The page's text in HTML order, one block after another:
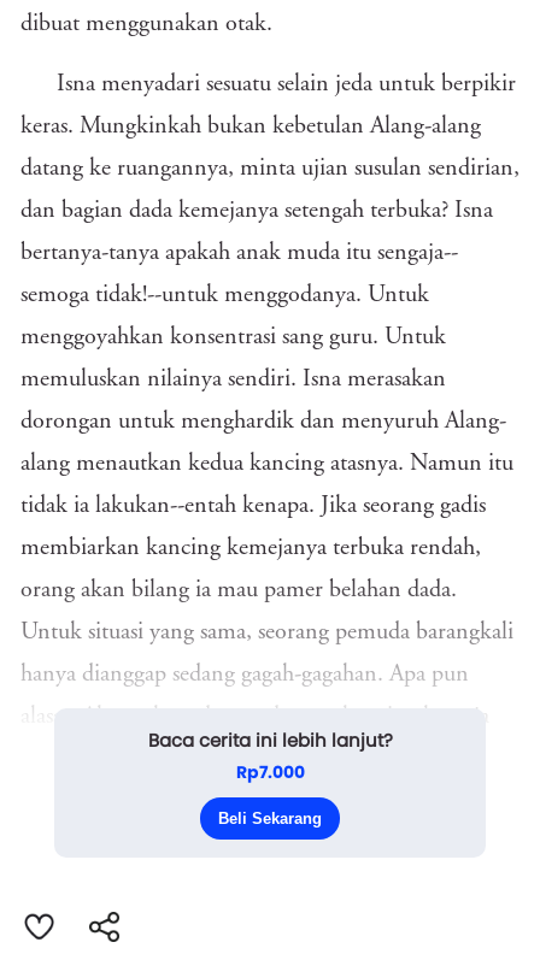
dibuat menggunakan otak.
Isna menyadari sesuatu selain jeda untuk berpikir
keras. Mungkinkah bukan kebetulan Alang-alang
datang ke ruangannya, minta ujian susulan sendirian,
dan bagian dada kemejanya setengah terbuka? Isna
bertanya-tanya apakah anak muda itu sengaja--
semoga tidak!--untuk menggodanya. Untuk
menggoyahkan konsentrasi sang guru. Untuk
memuluskan nilainya sendiri. Isna merasakan
dorongan untuk menghardik dan menyuruh Alang-
alang menautkan kedua kancing atasnya. Namun itu
tidak ia lakukan--entah kenapa. Jika seorang gadis
membiarkan kancing kemejanya terbuka rendah,
orang akan bilang ia mau pamer belahan dada.
Untuk situasi yang sama, seorang pemuda barangkali
hanya dianggap sedang gagah-gagahan. Apa pun
terbuka rendah, pemandangan itu berhasil membikin
dada Isna berdebar tak keruan. Pemandangan itu
menghantuinya hingga ia tiba d...
Baca cerita ini lebih lanjut?
Rp7.000
Beli Sekarang